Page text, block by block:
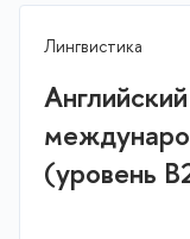
Лингвистика
(уровень